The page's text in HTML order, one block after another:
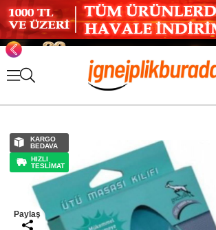
KARGO
BEDAVA
HIZLI
TESLİMAT
Paylaş